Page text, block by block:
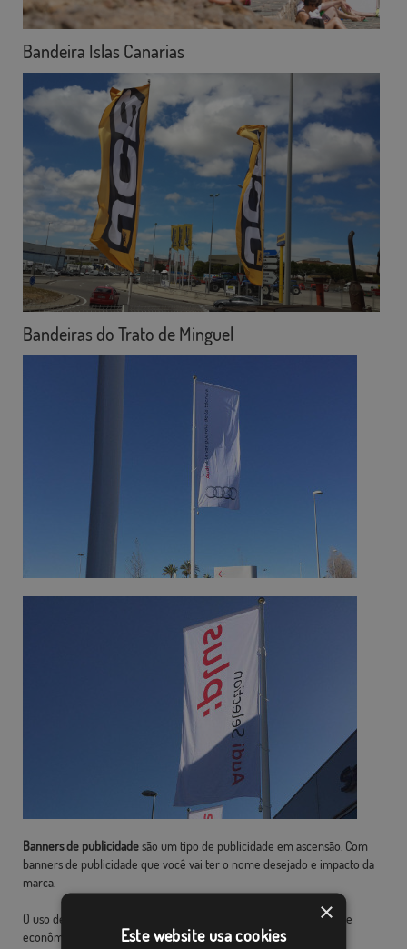
Bandeira Islas Canarias
Bandeiras do Trato de Minguel
Banners de publicidadesão um tipo de publicidade em ascensão. Com
banners de publicidade que você vai ter o nome desejado e impacto da
marca.
O uso de bandeiras de propaganda é uma maneira simples, eficaz e
econômica para capturar a atenção dos transeuntes.
×
Este website usa cookies